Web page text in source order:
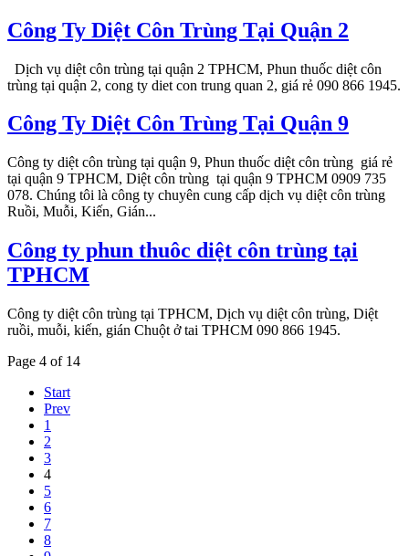
Công Ty Diệt Côn Trùng Tại Quận 2
Dịch vụ diệt côn trùng tại quận 2 TPHCM, Phun thuốc diệt côn
trùng tại quận 2, cong ty diet con trung quan 2, giá rẻ 090 866 1945.
Công Ty Diệt Côn Trùng Tại Quận 9
Công ty diệt côn trùng tại quận 9, Phun thuốc diệt côn trùng giá rẻ
tại quận 9 TPHCM, Diệt côn trùng tại quận 9 TPHCM 0909 735
078. Chúng tôi là công ty chuyên cung cấp dịch vụ diệt côn trùng
Ruồi, Muỗi, Kiến, Gián...
Công ty phun thuôc diệt côn trùng tại
TPHCM
Công ty diệt côn trùng tại TPHCM, Dịch vụ diệt côn trùng, Diệt
ruồi, muỗi, kiến, gián Chuột ở tai TPHCM 090 866 1945.
Page 4 of 14
Start
Prev
1
2
3
4
5
6
7
8